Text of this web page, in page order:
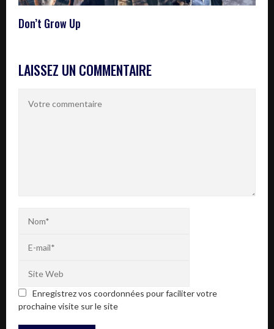
Don’t Grow Up
LAISSEZ UN COMMENTAIRE
Enregistrez vos coordonnées pour faciliter votre
prochaine visite sur le site